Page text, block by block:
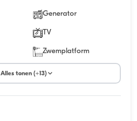
Generator
TV
Zwemplatform
Alles tonen (+13)